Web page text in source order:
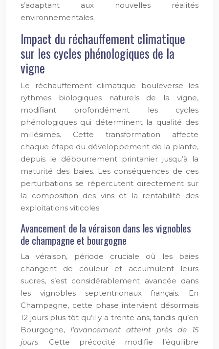
s’adaptant aux nouvelles réalités
environnementales.
Impact du réchauffement climatique
sur les cycles phénologiques de la
vigne
Le réchauffement climatique bouleverse les
rythmes biologiques naturels de la vigne,
modifiant profondément les cycles
phénologiques qui déterminent la qualité des
millésimes. Cette transformation affecte
chaque étape du développement de la plante,
depuis le débourrement printanier jusqu’à la
maturité des baies. Les conséquences de ces
perturbations se répercutent directement sur
la composition des vins et la rentabilité des
exploitations viticoles.
Avancement de la véraison dans les vignobles
de champagne et bourgogne
La véraison, période cruciale où les baies
changent de couleur et accumulent leurs
sucres, s’est considérablement avancée dans
les vignobles septentrionaux français. En
Champagne, cette phase intervient désormais
12 jours plus tôt qu’il y a trente ans, tandis qu’en
Bourgogne, l’avancement atteint près de 15
jours. Cette précocité modifie l’équilibre